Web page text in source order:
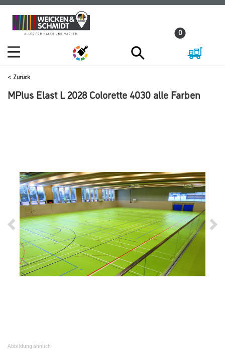
Zum
Inhalt
Zum
Navigationsmenü
0
Zurück
MPlus Elast L 2028 Colorette 4030 alle Farben
Abbildung ähnlich